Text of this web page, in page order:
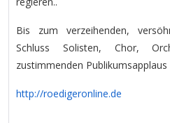
Bis zum verzeihenden,
Schluss Solisten, Chor,
zustimmenden Publikumsapplaus
http://roedigeronline.de